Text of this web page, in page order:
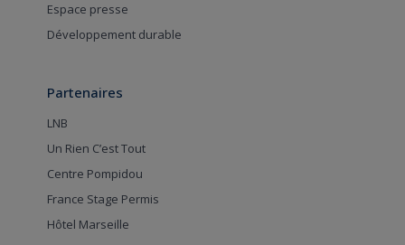
Espace presse
Développement durable
Partenaires
LNB
Un Rien C’est Tout
Centre Pompidou
France Stage Permis
Hôtel Marseille